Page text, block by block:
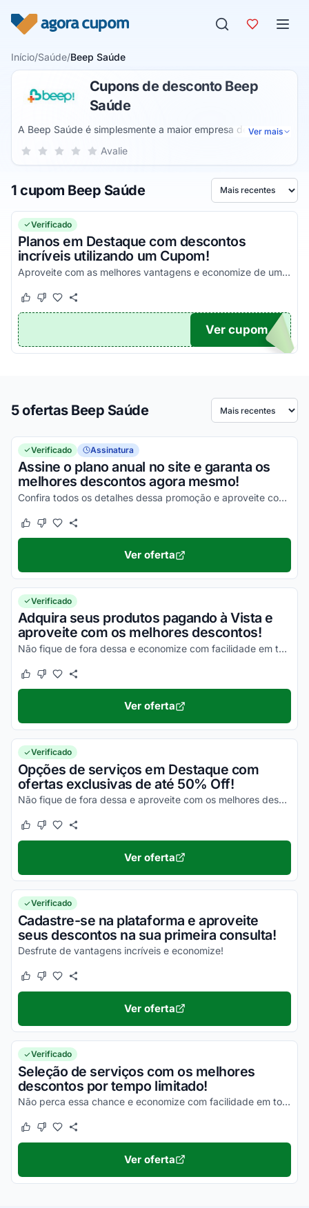
Início/Saúde/Beep Saúde
Cupons de desconto Beep
Saúde
A Beep Saúde é simplesmente a maior empresa de
atendimento de saúde domiciliar de todo o Brasil, uma
das melhores vantagens e de um atendimento de alta
qualidade que somente a Beep Saúde é capaz de lhe
fornecer.
Ver mais
Sua nota para Beep Saúde, de 1 a 5 estrelas
5 estrelas
4 estrelas
3 estrelas
2 estrelas
1 estrela Avalie
1 cupom Beep Saúde Ordenar por
Verificado
Planos em Destaque com descontos
incríveis utilizando um Cupom!
Aproveite com as melhores vantagens e economize de uma forma simples em todas as compras!
Este cupom funcionou
Este cupom não funcionou
TICO
Ver cupom
5 ofertas Beep Saúde Ordenar por
Verificado Assinatura
Assine o plano anual no site e garanta os
melhores descontos agora mesmo!
Confira todos os detalhes dessa promoção e aproveite com vantagens incríveis!
Este cupom funcionou
Este cupom não funcionou
Ver oferta
Verificado
Adquira seus produtos pagando à Vista e
aproveite com os melhores descontos!
Não fique de fora dessa e economize com facilidade em todo o site!
Este cupom funcionou
Este cupom não funcionou
Ver oferta
Verificado
Opções de serviços em Destaque com
ofertas exclusivas de até 50% Off!
Não fique de fora dessa e aproveite com os melhores descontos possíveis!
Este cupom funcionou
Este cupom não funcionou
Ver oferta
Verificado
Cadastre-se na plataforma e aproveite
seus descontos na sua primeira consulta!
Desfrute de vantagens incríveis e economize!
Este cupom funcionou
Este cupom não funcionou
Ver oferta
Verificado
Seleção de serviços com os melhores
descontos por tempo limitado!
Não perca essa chance e economize com facilidade em todas as compras!
Este cupom funcionou
Este cupom não funcionou
Ver oferta